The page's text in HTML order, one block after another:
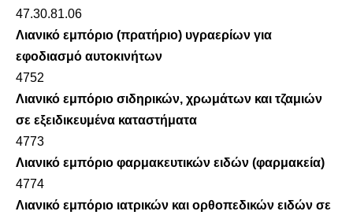
47.30.81.06
Λιανικό εμπόριο (πρατήριο) υγραερίων για
εφοδιασμό αυτοκινήτων
4752
Λιανικό εμπόριο σιδηρικών, χρωμάτων και τζαμιών
σε εξειδικευμένα καταστήματα
4773
Λιανικό εμπόριο φαρμακευτικών ειδών (φαρμακεία)
4774
Λιανικό εμπόριο ιατρικών και ορθοπεδικών ειδών σε